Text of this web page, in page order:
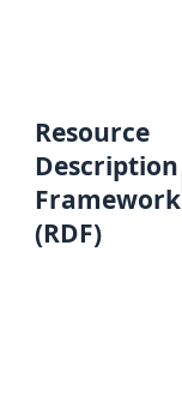
Resource
Description
Framework
(RDF)